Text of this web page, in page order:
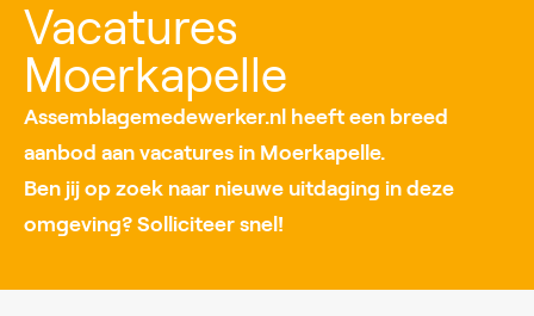
Vacatures
Moerkapelle
Assemblagemedewerker.nl heeft een breed
aanbod aan vacatures in Moerkapelle.
Ben jij op zoek naar nieuwe uitdaging in deze
omgeving? Solliciteer snel!